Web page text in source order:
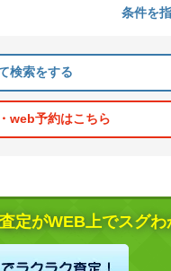
条件を
検索をする
web予約はこちら
定がWEB上でスグわ